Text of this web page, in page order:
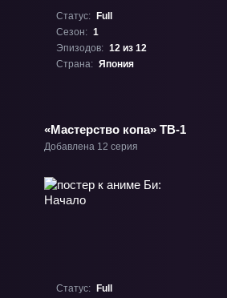
Статус:
Full
Сезон: 1
Эпизодов: 12 из 12
Страна: Япония
«Мастерство копа» ТВ-1
Добавлена 12 серия
Статус:
Full